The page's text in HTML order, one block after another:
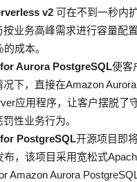
v2 可在不到一秒内
按业务高峰需求进行容量配
成本。
Aurora PostgreSQL使客
况下，直接在Amazon
应用程序，让客户摆脱了
性业务行为。
PostgreSQL开源项目即
布，该项目采用宽松式
Amazon Aurora